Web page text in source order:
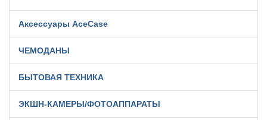
Аксессуары AceCase
ЧЕМОДАНЫ
БЫТОВАЯ ТЕХНИКА
ЭКШН-КАМЕРЫ/ФОТОАППАРАТЫ